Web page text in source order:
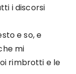
i discorsi
e so, e
mi
rimbrotti e le